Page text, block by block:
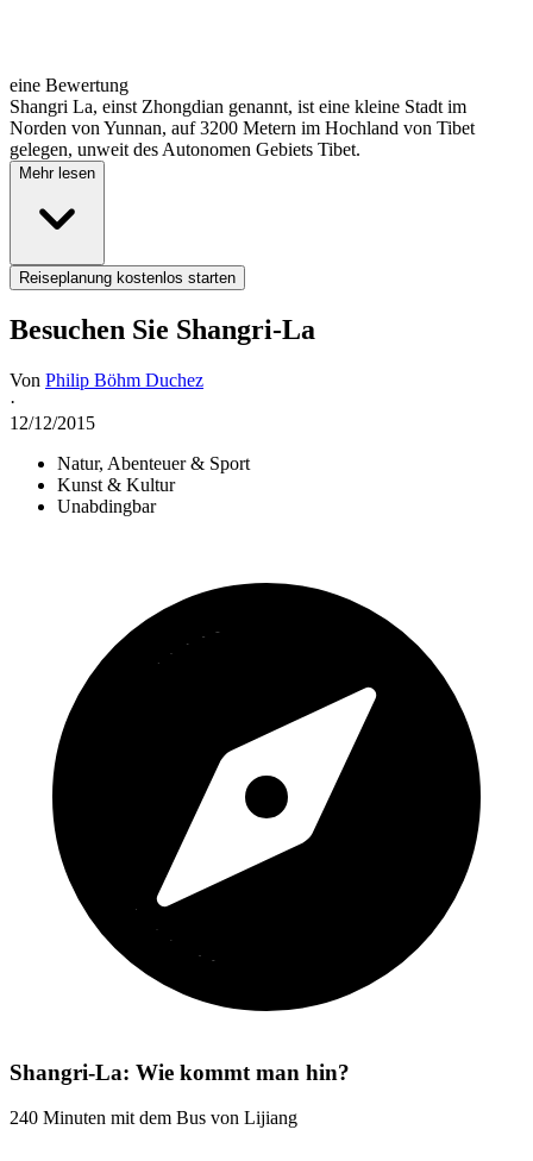
eine Bewertung
Shangri La, einst Zhongdian genannt, ist eine kleine Stadt im
Norden von Yunnan, auf 3200 Metern im Hochland von Tibet
gelegen, unweit des Autonomen Gebiets Tibet.
Mehr lesen
Reiseplanung kostenlos starten
Besuchen Sie Shangri-La
Von Philip Böhm Duchez
·
12/12/2015
Natur, Abenteuer & Sport
Kunst & Kultur
Unabdingbar
Shangri-La: Wie kommt man hin?
240 Minuten mit dem Bus von Lijiang